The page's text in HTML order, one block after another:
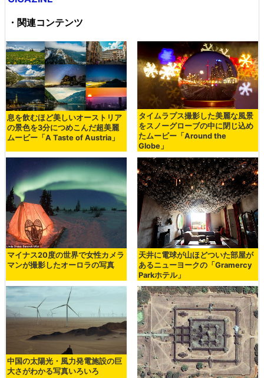
・関連コンテンツ
息を飲むほど美しいオーストリア
の景色を3分につめこんだ超美麗
ムービー「A Taste of Austria」
タイムラプス撮影した美麗な風景
をスノーグローブの中に閉じ込め
たムービー「Around the
Globe」
マイナス20度の世界で女性カメラ
マンが撮影したオーロラの写真
天井に電球が山ほどついた部屋が
あるニューヨークの「Gramercy
Parkホテル」
中国の太陽光・風力発電施設の巨
大さがわかる写真いろいろ